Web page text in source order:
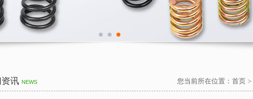
讯 NEWS 您当前所在位置： 首页 >